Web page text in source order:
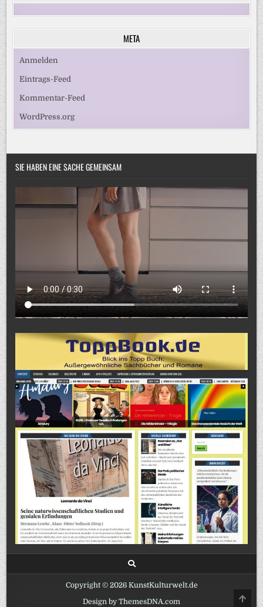
META
Anmelden
Eintrags-Feed
Kommentar-Feed
WordPress.org
SIE HABEN EINE SACHE GEMEINSAM
Copyright © 2026 KunstKulturwelt.de
Design by ThemesDNA.com